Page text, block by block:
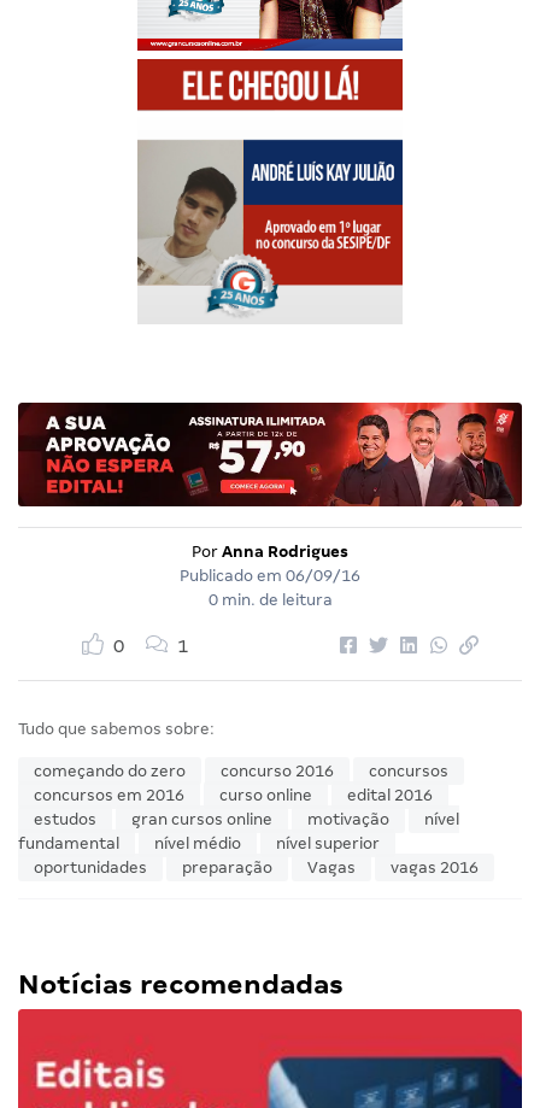
Por Anna Rodrigues
Publicado em 06/09/16
0 min. de leitura
0 1
Tudo que sabemos sobre:
começando do zero concurso 2016
concursos
concursos em 2016
curso online
edital 2016
estudos
gran cursos online motivação
nível
fundamental
nível médio
nível superior
oportunidades
preparação Vagas vagas 2016
Notícias recomendadas